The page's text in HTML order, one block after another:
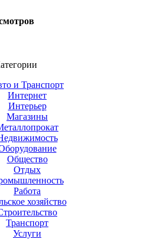
и Транспорт
Интернет
Интерьер
Магазины
Общество
Отдых
Работа
хозяйство
Транспорт
Услуги